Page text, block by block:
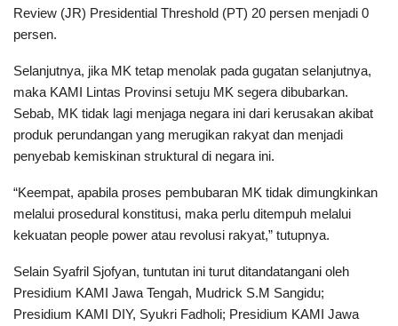
Review (JR) Presidential Threshold (PT) 20 persen menjadi 0
persen.
Selanjutnya, jika MK tetap menolak pada gugatan selanjutnya,
maka KAMI Lintas Provinsi setuju MK segera dibubarkan.
Sebab, MK tidak lagi menjaga negara ini dari kerusakan akibat
produk perundangan yang merugikan rakyat dan menjadi
penyebab kemiskinan struktural di negara ini.
“Keempat, apabila proses pembubaran MK tidak dimungkinkan
melalui prosedural konstitusi, maka perlu ditempuh melalui
kekuatan people power atau revolusi rakyat,” tutupnya.
Selain Syafril Sjofyan, tuntutan ini turut ditandatangani oleh
Presidium KAMI Jawa Tengah, Mudrick S.M Sangidu;
Presidium KAMI DIY, Syukri Fadholi; Presidium KAMI Jawa